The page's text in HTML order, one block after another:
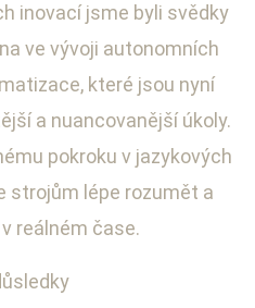
inovací jsme byli svědky
ve vývoji autonomních
které jsou nyní
a nuancovanější úkoly.
pokroku v jazykových
strojům lépe rozumět a
reálném čase.